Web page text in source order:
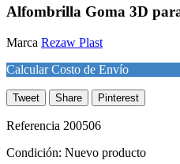
Alfombrilla Goma 3D
Marca Rezaw Plast
Calcular Costo de Envío
Tweet Share Pinterest
Referencia 200506
Condición: Nuevo producto